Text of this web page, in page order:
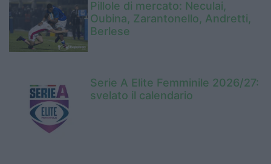
Pillole di mercato: Neculai,
Oubina, Zarantonello, Andretti,
Berlese
Serie A Elite Femminile 2026/27:
svelato il calendario